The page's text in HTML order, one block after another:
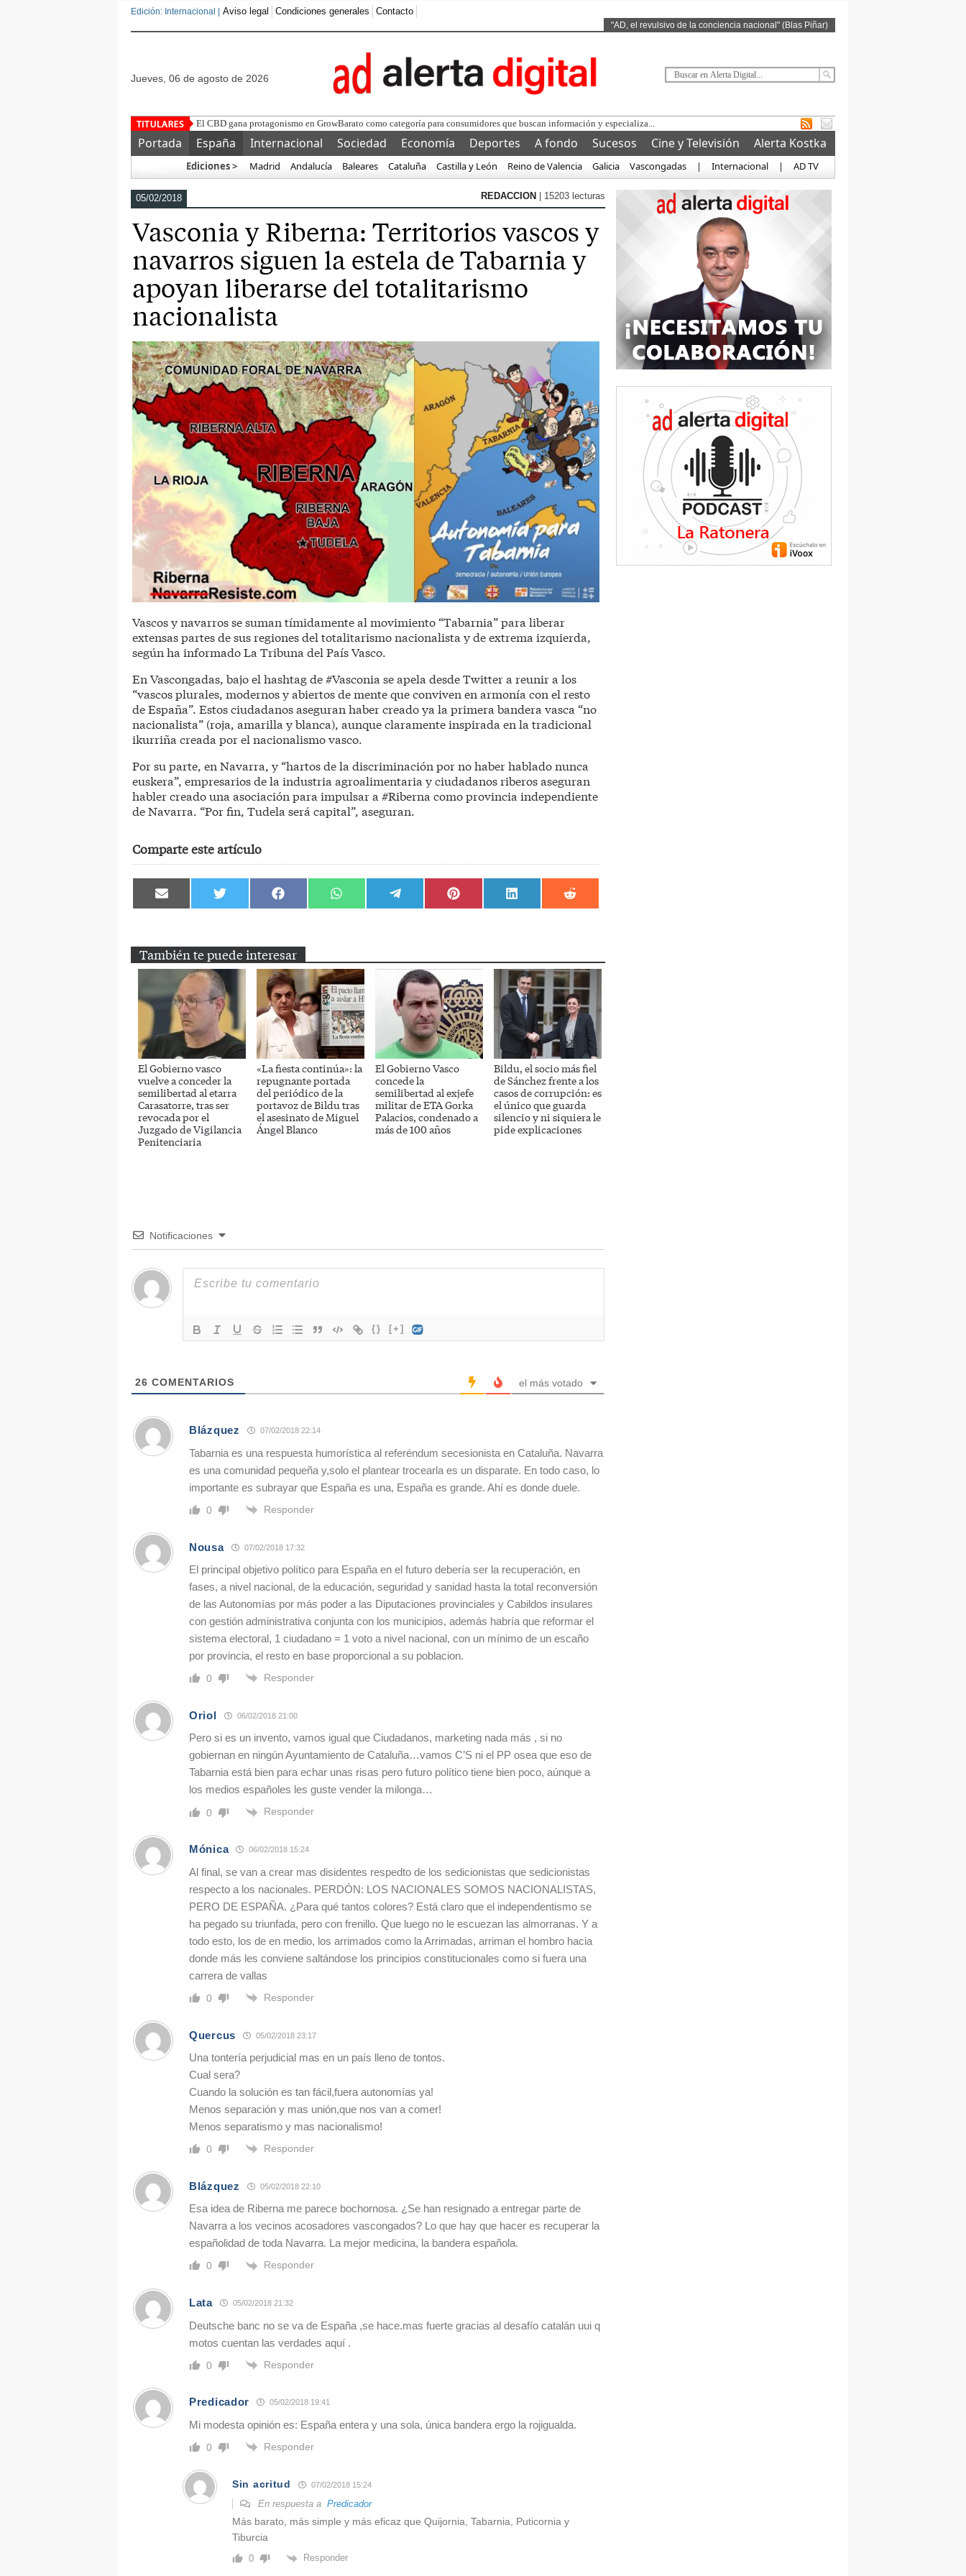
Edición: Internacional | Aviso legal Condiciones generales Contacto
"AD, el revulsivo de la conciencia nacional" (Blas Piñar)
jueves, 06 de agosto de 2026
Tipos de VPS: cómo elegir
Portada España Internacional Sociedad Economía Deportes A fondo Sucesos Cine y Televisión
Alerta Kostka
Ediciones > Madrid Andalucía Baleares Cataluña Castilla y León Reino de Valencia Galicia Vascongadas | Internacional | AD TV
05/02/2018 REDACCION | 15203 lecturas
Vasconia y Riberna: Territorios vascos y
navarros siguen la estela de Tabarnia y
apoyan liberarse del totalitarismo
nacionalista
Vascos y navarros se suman tímidamente al movimiento “Tabarnia” para liberar
extensas partes de sus regiones del totalitarismo nacionalista y de extrema izquierda,
según ha informado La Tribuna del País Vasco.
En Vascongadas, bajo el hashtag de #Vasconia se apela desde Twitter a reunir a los
“vascos plurales, modernos y abiertos de mente que conviven en armonía con el resto
de España”. Estos ciudadanos aseguran haber creado ya la primera bandera vasca “no
nacionalista” (roja, amarilla y blanca), aunque claramente inspirada en la tradicional
ikurriña creada por el nacionalismo vasco.
Por su parte, en Navarra, y “hartos de la discriminación por no haber hablado nunca
euskera”, empresarios de la industria agroalimentaria y ciudadanos riberos aseguran
habler creado una asociación para impulsar a #Riberna como provincia independiente
de Navarra. “Por fin, Tudela será capital”, aseguran.
Comparte este artículo
Compartir
en
Compartir
en
Compartir
en
Compartir
en
Compartir
en
Compartir
en
Compartir
en
Compartir
en
También te puede interesar
El Gobierno vasco
vuelve a conceder la
semilibertad al etarra
Carasatorre, tras ser
revocada por el
Juzgado de Vigilancia
Penitenciaria
«La fiesta continúa»: la
repugnante portada
del periódico de la
portavoz de Bildu tras
el asesinato de Miguel
Ángel Blanco
El Gobierno Vasco
concede la
semilibertad al exjefe
militar de ETA Gorka
Palacios, condenado a
más de 100 años
Bildu, el socio más fiel
de Sánchez frente a los
casos de corrupción: es
el único que guarda
silencio y ni siquiera le
pide explicaciones
Notificaciones
{} [+]
26 COMENTARIOS el más votado
Blázquez 07/02/2018 22:14
Tabarnia es una respuesta humorística al referéndum secesionista en Cataluña. Navarra
es una comunidad pequeña y,solo el plantear trocearla es un disparate. En todo caso, lo
importante es subrayar que España es una, España es grande. Ahí es donde duele.
0 Responder
Nousa 07/02/2018 17:32
El principal objetivo político para España en el futuro debería ser la recuperación, en
fases, a nivel nacional, de la educación, seguridad y sanidad hasta la total reconversión
de las Autonomías por más poder a las Diputaciones provinciales y Cabildos insulares
con gestión administrativa conjunta con los municipios, además habría que reformar el
sistema electoral, 1 ciudadano = 1 voto a nivel nacional, con un mínimo de un escaño
por provincia, el resto en base proporcional a su poblacion.
0 Responder
Oriol 06/02/2018 21:00
Pero si es un invento, vamos igual que Ciudadanos, marketing nada más , si no
gobiernan en ningún Ayuntamiento de Cataluña…vamos C’S ni el PP osea que eso de
Tabarnia está bien para echar unas risas pero futuro político tiene bien poco, aúnque a
los medios españoles les guste vender la milonga…
0 Responder
Mónica 06/02/2018 15:24
Al final, se van a crear mas disidentes respedto de los sedicionistas que sedicionistas
respecto a los nacionales. PERDÓN: LOS NACIONALES SOMOS NACIONALISTAS,
PERO DE ESPAÑA. ¿Para qué tantos colores? Está claro que el independentismo se
ha pegado su triunfada, pero con frenillo. Que luego no le escuezan las almorranas. Y a
todo esto, los de en medio, los arrimados como la Arrimadas, arriman el hombro hacia
donde más les conviene saltándose los principios constitucionales como si fuera una
carrera de vallas
0 Responder
Quercus 05/02/2018 23:17
Una tontería perjudicial mas en un país lleno de tontos.
Cual sera?
Cuando la solución es tan fácil,fuera autonomías ya!
Menos separación y mas unión,que nos van a comer!
Menos separatismo y mas nacionalismo!
0 Responder
Blázquez 05/02/2018 22:10
Esa idea de Riberna me parece bochornosa. ¿Se han resignado a entregar parte de
Navarra a los vecinos acosadores vascongados? Lo que hay que hacer es recuperar la
españolidad de toda Navarra. La mejor medicina, la bandera española.
0 Responder
Lata 05/02/2018 21:32
Deutsche banc no se va de España ,se hace.mas fuerte gracias al desafío catalán uui q
motos cuentan las verdades aquí .
0 Responder
Predicador 05/02/2018 19:41
Mi modesta opinión es: España entera y una sola, única bandera ergo la rojigualda.
0 Responder
Sin acritud 07/02/2018 15:24
En respuesta a Predicador
Más barato, más simple y más eficaz que Quijornia, Tabarnia, Puticornia y
Tiburcia
0 Responder